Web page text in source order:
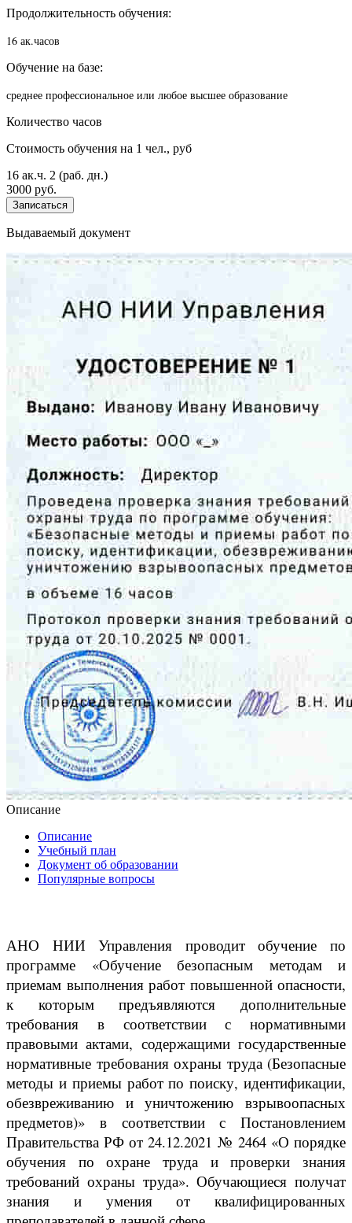
Продолжительность обучения:
16 ак.часов
Обучение на базе:
среднее профессиональное или любое высшее образование
Количество часов
Стоимость обучения на 1 чел., руб
16 ак.ч. 2 (раб. дн.)
3000 руб.
Записаться
Выдаваемый документ
Описание
Описание
Учебный план
Документ об образовании
Популярные вопросы
АНО НИИ Управления проводит обучение по
программе «Обучение безопасным методам и
приемам выполнения работ повышенной опасности,
к которым предъявляются дополнительные
требования в соответствии с нормативными
правовыми актами, содержащими государственные
нормативные требования охраны труда (Безопасные
методы и приемы работ по поиску, идентификации,
обезвреживанию и уничтожению взрывоопасных
предметов)» в соответствии с Постановлением
Правительства РФ от 24.12.2021 № 2464 «О порядке
обучения по охране труда и проверки знания
требований охраны труда». Обучающиеся получат
знания и умения от квалифицированных